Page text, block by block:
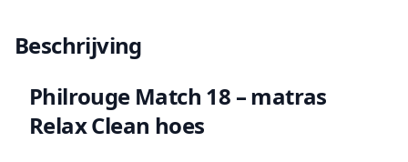
Beschrijving
Philrouge Match 18 – matras
Relax Clean hoes